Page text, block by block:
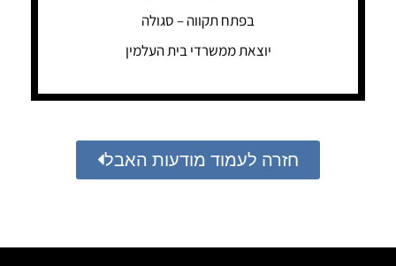
בפתח תקווה – סגולה
יוצאת ממשרדי בית העלמין
חזרה לעמוד מודעות האבל